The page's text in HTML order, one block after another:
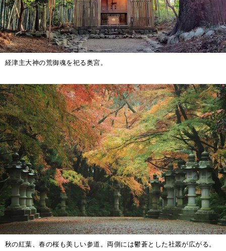
経津主大神の荒御魂を祀る奥宮。
秋の紅葉、春の桜も美しい参道。両側には鬱蒼とした社叢が広がる。